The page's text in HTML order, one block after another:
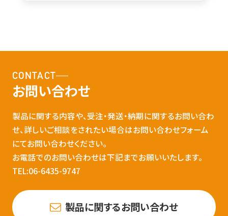
CONTACT
お問い合わせ
製品に関する内容や、受注・発送・納期に関するお問い合わ
せ、詳しいご相談をされたい場合はお問い合わせフォーム
にてお問い合わせください。
お電話でのお問い合わせは下記までお願いいたします。
TEL:06-6435-9747
製品に関するお問い合わせ